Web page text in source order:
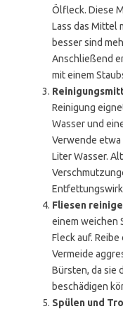
Ölfleck. Diese
Lass das Mittel
besser sind
Anschließend
mit einem
Reinigung
Wasser und
Verwende
Liter Wasser.
Fliesen
einem weichen
Fleck auf.
Vermeide
Bürsten, da sie
beschädigen
Spülen und